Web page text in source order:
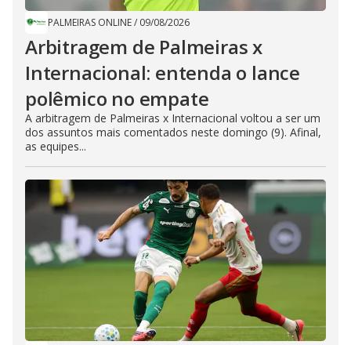
PALMEIRAS ONLINE/ 09/08/2026
Arbitragem de Palmeiras x
Internacional: entenda o lance
polêmico no empate
A arbitragem de Palmeiras x Internacional voltou a ser um
dos assuntos mais comentados neste domingo (9). Afinal,
as equipes...